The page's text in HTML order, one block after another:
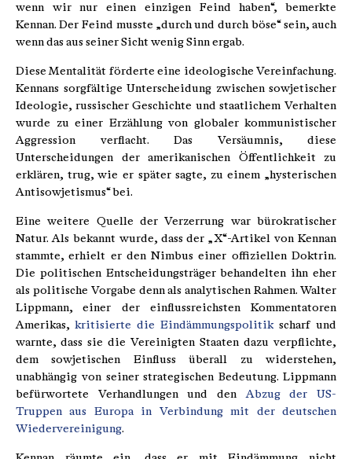
wenn wir nur einen einzigen Feind haben“, bemerkte
Kennan. Der Feind musste „durch und durch böse“ sein, auch
wenn das aus seiner Sicht wenig Sinn ergab.
Diese Mentalität förderte eine ideologische Vereinfachung.
Kennans sorgfältige Unterscheidung zwischen sowjetischer
Ideologie, russischer Geschichte und staatlichem Verhalten
wurde zu einer Erzählung von globaler kommunistischer
Aggression verflacht. Das Versäumnis, diese
Unterscheidungen der amerikanischen Öffentlichkeit zu
erklären, trug, wie er später sagte, zu einem „hysterischen
Antisowjetismus“ bei.
Eine weitere Quelle der Verzerrung war bürokratischer
Natur. Als bekannt wurde, dass der „X“-Artikel von Kennan
stammte, erhielt er den Nimbus einer offiziellen Doktrin.
Die politischen Entscheidungsträger behandelten ihn eher
als politische Vorgabe denn als analytischen Rahmen. Walter
Lippmann, einer der einflussreichsten Kommentatoren
Amerikas, kritisierte die Eindämmungspolitikscharf und
warnte, dass sie die Vereinigten Staaten dazu verpflichte,
dem sowjetischen Einfluss überall zu widerstehen,
unabhängig von seiner strategischen Bedeutung. Lippmann
befürwortete Verhandlungen und den Abzug der US-
Truppen aus Europa in Verbindung mit der deutschen
Wiedervereinigung.